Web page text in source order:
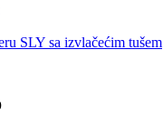
SLY sa izvlačećim tušem